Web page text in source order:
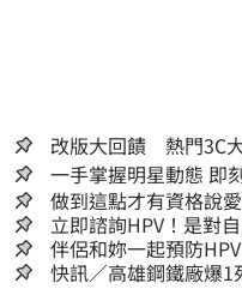
改版大回饋 熱門3C
一手
做到這點才有資格說
立即諮詢HPV！是對
嫌晚！
伴侶和妳一起預防
快訊／高雄鋼鐵廠爆1